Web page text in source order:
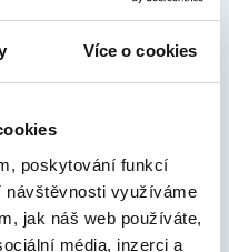
Více o cookies
poskytování funkcí
návštěvnosti využíváme
jak náš web používáte,
média, inzerci a
– plastische